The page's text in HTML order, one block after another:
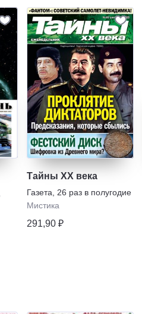
Тайны XX века
Газета
26 раз в полугодие
Мистика
291,90 ₽